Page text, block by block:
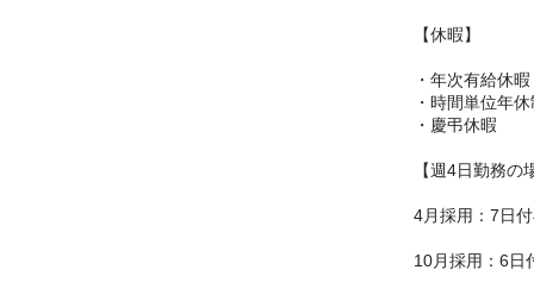
【休暇】
・年次有給休
・時間単位年
・慶弔休暇
【週4日勤務の
4月採用：7日
10月採用：6日